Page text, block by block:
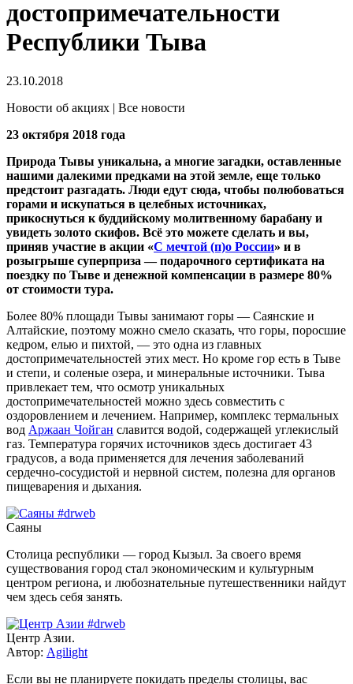
достопримечательности
Республики Тыва
23.10.2018
Новости об акциях | Все новости
23 октября 2018 года
Природа Тывы уникальна, а многие загадки, оставленные
нашими далекими предками на этой земле, еще только
предстоит разгадать. Люди едут сюда, чтобы полюбоваться
горами и искупаться в целебных источниках,
прикоснуться к буддийскому молитвенному барабану и
увидеть золото скифов. Всё это можете сделать и вы,
приняв участие в акции «С мечтой (п)о России» и в
розыгрыше суперприза — подарочного сертификата на
поездку по Тыве и денежной компенсации в размере 80%
от стоимости тура.
Более 80% площади Тывы занимают горы — Саянские и
Алтайские, поэтому можно смело сказать, что горы, поросшие
кедром, елью и пихтой, — это одна из главных
достопримечательностей этих мест. Но кроме гор есть в Тыве
и степи, и соленые озера, и минеральные источники. Тыва
привлекает тем, что осмотр уникальных
достопримечательностей можно здесь совместить с
оздоровлением и лечением. Например, комплекс термальных
вод Аржаан Чойган славится водой, содержащей углекислый
газ. Температура горячих источников здесь достигает 43
градусов, а вода применяется для лечения заболеваний
сердечно-сосудистой и нервной систем, полезна для органов
пищеварения и дыхания.
Саяны
Столица республики — город Кызыл. За своего время
существования город стал экономическим и культурным
центром региона, и любознательные путешественники найдут
чем здесь себя занять.
Центр Азии.
Автор: Agilight
Если вы не планируете покидать пределы столицы, вас